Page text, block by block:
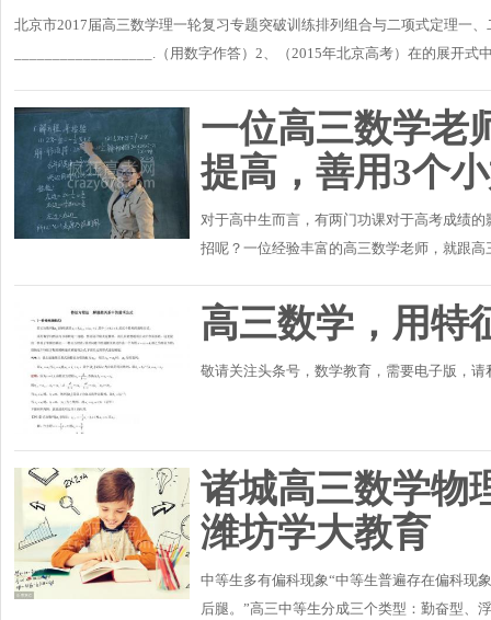
北京市2017届高三数学理一轮复习专题突破训练排列组合与二项式定理一
__________________.（用数字作答）2、（2015年北京高考）在的展开
一位高三数学老
提高，善用3个
对于高中生而言，有两门功课对于高考成绩
招呢？一位经验丰富的高三数学老师，就跟
高三数学，用特
敬请关注头条号，数学教育，需要电子版，请
诸城高三数学物
潍坊学大教育
中等生多有偏科现象“中等生普遍存在偏科现
后腿。”高三中等生分成三个类型：勤奋型、